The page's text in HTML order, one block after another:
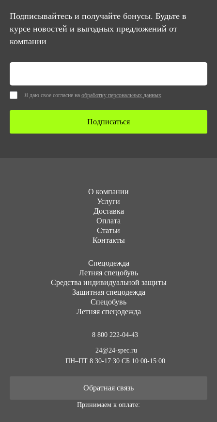
Подписывайтесь и получайте бонусы. Будьте в
курсе новостей и выгодных предложений от
компании
Я даю свое согласие на обработку персональных данных
Подписаться
О компании
Услуги
Доставка
Оплата
Статьи
Контакты
Cпецодежда
Летняя спецобувь
Средства индивидуальной защиты
Защитная спецодежда
Спецобувь
Летняя спецодежда
8 800 222-04-43
24@24-spec.ru
ПН–ПТ 8:30-17:30 СБ 10:00-15:00
Обратная связь
Принимаем к оплате: